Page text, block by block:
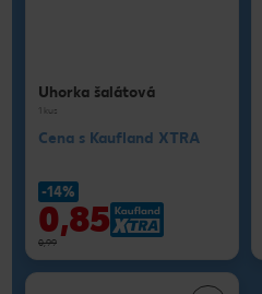
Uhorka šalátová
1 kus
Cena s Kaufland XTRA
-14%
0,85
0,99